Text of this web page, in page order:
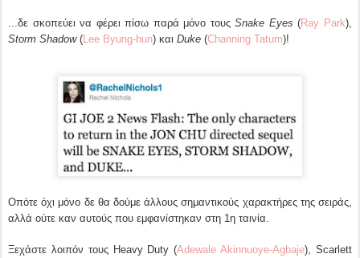
...δε σκοπεύει να φέρει πίσω παρά μόνο τουςSnake Eyes (Ray Park),
Storm Shadow(Lee Byung-hun) και Duke (Channing Tatum)!
Οπότε όχι μόνο δε θα δούμε άλλους σημαντικούς χαρακτήρες της σειράς,
αλλά ούτε καν αυτούς που εμφανίστηκαν στη 1η ταινία.
Ξεχάστε λοιπόν τους Heavy Duty (Adewale Akinnuoye-Agbaje), Scarlett